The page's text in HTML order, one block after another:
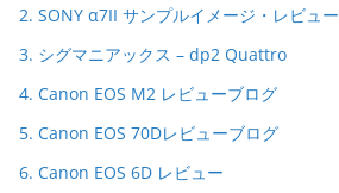
2. SONY α7II サンプルイメージ・レビュー
3. シグマニアックス – dp2 Quattro
4. Canon EOS M2 レビューブログ
5. Canon EOS 70Dレビューブログ
6. Canon EOS 6D レビュー